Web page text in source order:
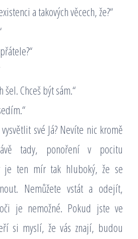
a takových věcech, že?“
šel. Chceš být sám.“
své Já? Nevíte nic kromě
tady, ponoření v pocitu
je ten mír tak hluboký, že se
Nemůžete vstát a odejít,
je nemožné. Pokud jste ve
si myslí, že vás znají, budou